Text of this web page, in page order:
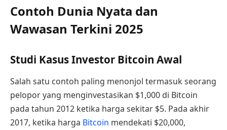
Contoh Dunia Nyata dan
Wawasan Terkini 2025
Studi Kasus Investor Bitcoin Awal
Salah satu contoh paling menonjol termasuk seorang
pelopor yang menginvestasikan $1,000 di Bitcoin
pada tahun 2012 ketika harga sekitar $5. Pada akhir
2017, ketika harga Bitcoin mendekati $20,000,